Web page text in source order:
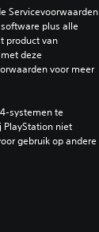
Servicevoorwaarden
plus alle
product van
deze
voor meer
systemen te
PlayStation niet
gebruik op andere